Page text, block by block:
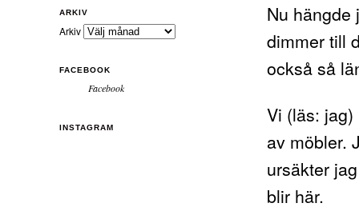
Nu hängde
dimmer till
också så
Vi (läs:
av möbler.
ursäkter
blir här.
ARKIV
Arkiv
FACEBOOK
Facebook
INSTAGRAM